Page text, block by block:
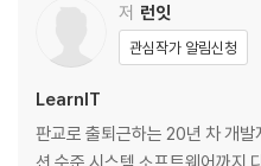
4장 파일과 디렉터리
4.1 파일 시스템
4.2 리눅스의 파일 계층 구조
4.3 파일의 종류
4.4 디렉터리
저 런잇
관심작가 알림신청
LearnIT
판교로 출퇴근하는 20년 차 개